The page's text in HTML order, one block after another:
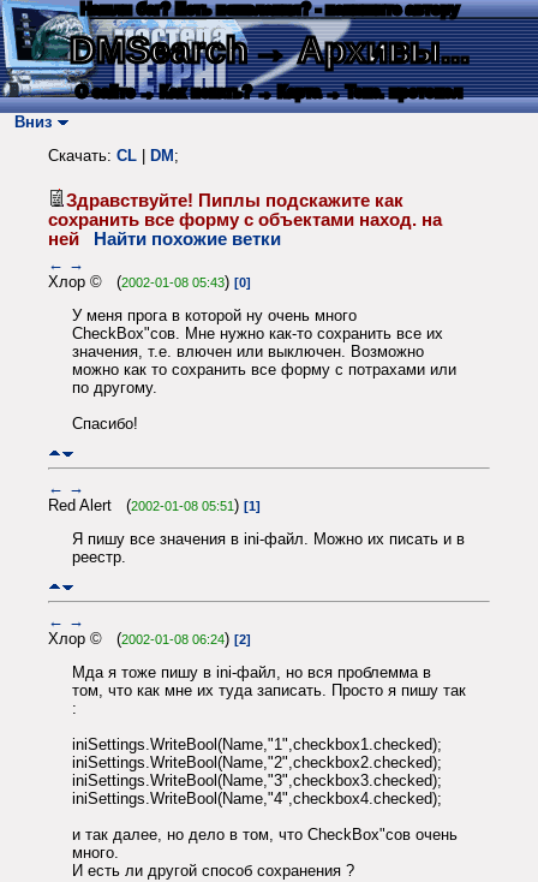
Нашли баг? Есть пожелания? - напишите автору
DMSearch→ Архивы...
О сайте → Как искать? → Карта → Текс. протокол
Вниз
Скачать: CL DM ;
Здравствуйте! Пиплы подскажите как
сохранить все форму с объектами наход. на
ней
Найти похожие ветки
← →
Хлор © (2002-01-08 05:43) [0]
У меня прога в которой ну очень много
CheckBox"сов. Мне нужно как-то сохранить все их
значения, т.е. влючен или выключен. Возможно
можно как то сохранить все форму с потрахами или
по другому.
Спасибо!
← →
Red Alert (2002-01-08 05:51) [1]
Я пишу все значения в ini-файл. Можно их писать и в
реестр.
← →
Хлор © (2002-01-08 06:24) [2]
Мда я тоже пишу в ini-файл, но вся проблемма в
том, что как мне их туда записать. Просто я пишу так
:
iniSettings.WriteBool(Name,"1",checkbox1.checked);
iniSettings.WriteBool(Name,"2",checkbox2.checked);
iniSettings.WriteBool(Name,"3",checkbox3.checked);
iniSettings.WriteBool(Name,"4",checkbox4.checked);
и так далее, но дело в том, что CheckBox"coв очень
много.
И есть ли другой способ сохранения ?